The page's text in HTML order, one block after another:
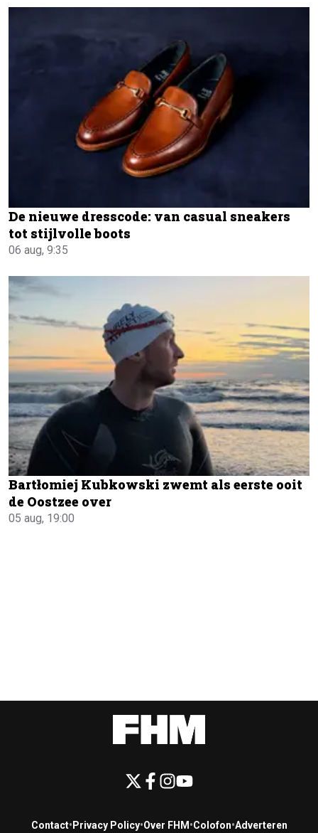
De nieuwe dresscode: van casual sneakers
tot stijlvolle boots
06 aug, 9:35
Bartłomiej Kubkowski zwemt als eerste ooit
de Oostzee over
05 aug, 19:00
Contact• Privacy Policy•Over FHM •Colofon•Adverteren